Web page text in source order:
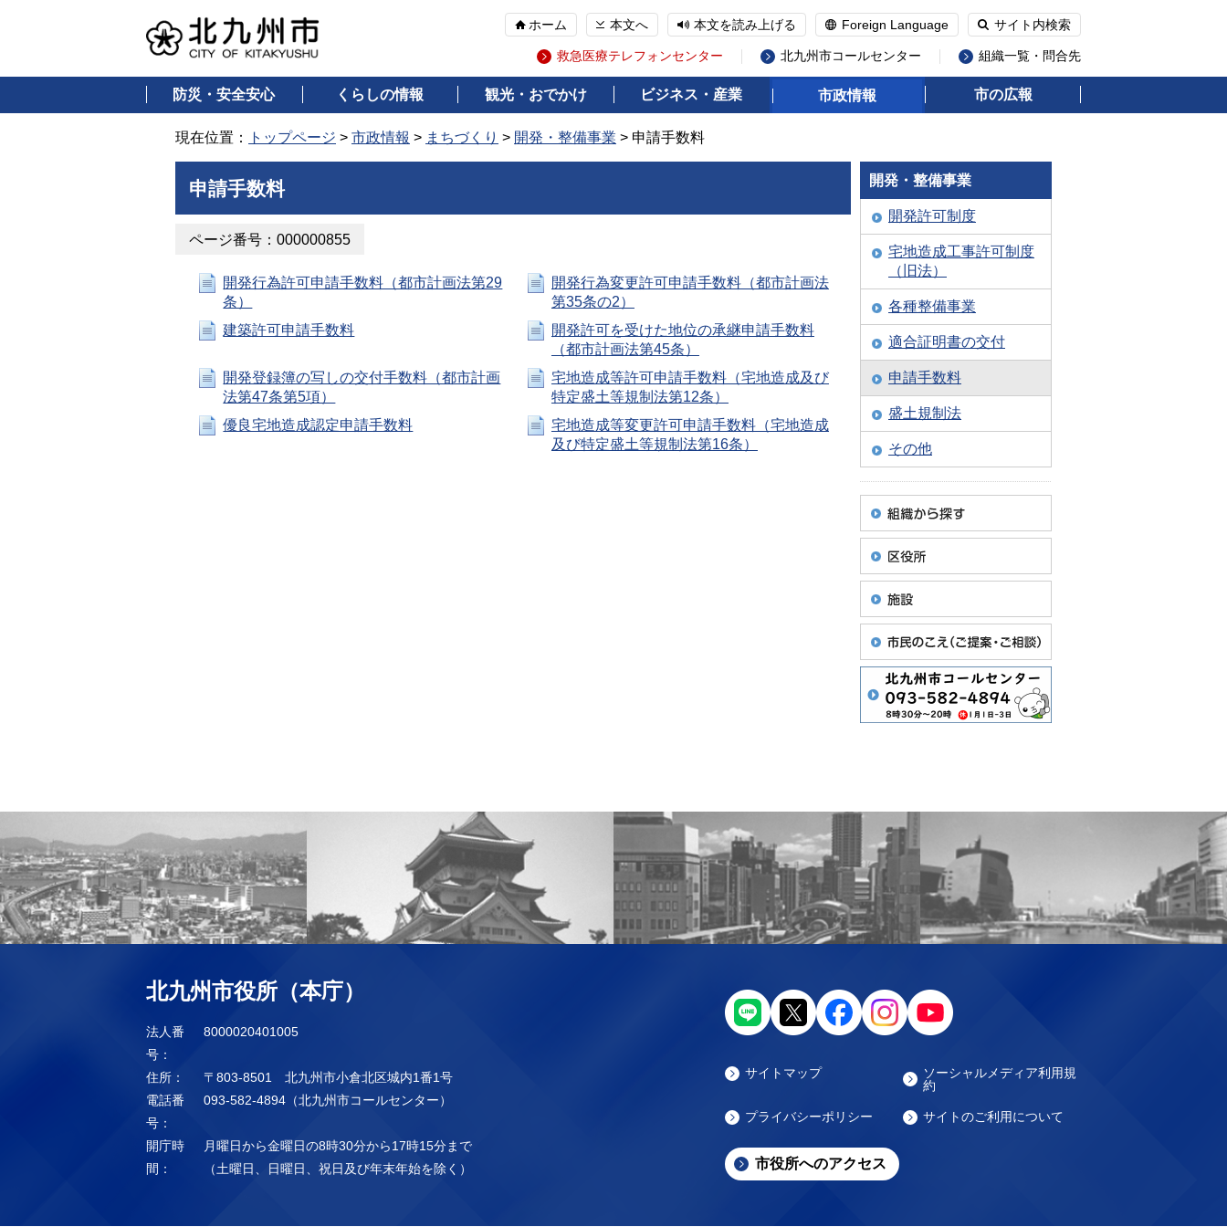
ホーム 本文へ 本文を読み上げる Foreign Language サイト内検索
救急医療テレフォンセンター 北九州市コールセンター 組織一覧・問合先
防災・安全安心 くらしの情報 観光・おでかけ ビジネス・産業 市政情報 市の広報
現在位置： トップページ > 市政情報 > まちづくり > 開発・整備事業 > 申請手数料
申請手数料
ページ番号：000000855
開発行為許可申請手数料（都市計画法第29
条）
開発行為変更許可申請手数料（都市計画法
第35条の2）
建築許可申請手数料
開発許可を受けた地位の承継申請手数料
（都市計画法第45条）
開発登録簿の写しの交付手数料（都市計画
法第47条第5項）
宅地造成等許可申請手数料（宅地造成及び
特定盛土等規制法第12条）
優良宅地造成認定申請手数料
宅地造成等変更許可申請手数料（宅地造成
及び特定盛土等規制法第16条）
開発・整備事業
開発許可制度
宅地造成工事許可制度
（旧法）
各種整備事業
適合証明書の交付
申請手数料
盛土規制法
その他
北九州市役所（本庁）
法人番
号：
8000020401005
住所：
〒803-8501 北九州市小倉北区城内1番1号
電話番
号：
093-582-4894（北九州市コールセンター）
開庁時
間：
月曜日から金曜日の8時30分から17時15分まで
（土曜日、日曜日、祝日及び年末年始を除く）
サイトマップ
ソーシャルメディア利用規
約
プライバシーポリシー サイトのご利用について
市役所へのアクセス